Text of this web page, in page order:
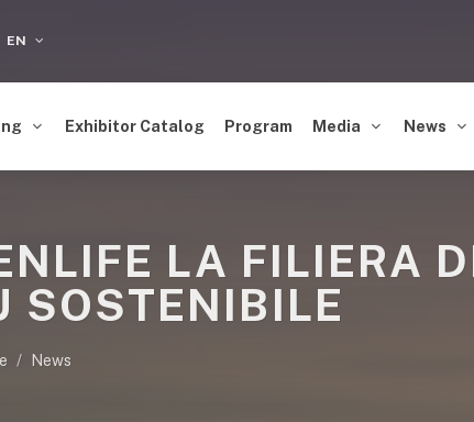
EN
Exhibitor Catalog Program Media News
LA FILIERA
SOSTENIBILE
News